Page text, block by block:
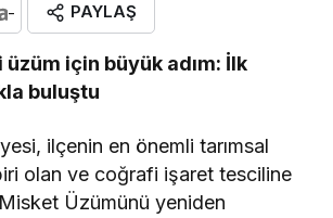
- PAYLAŞ
için büyük adım: İlk
buluştu
ilçenin en önemli tarımsal
olan ve coğrafi işaret tesciline
Üzümünü yeniden